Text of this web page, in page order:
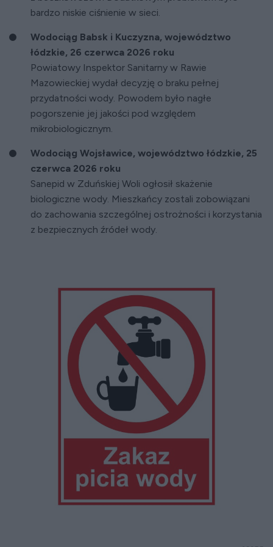
bardzo niskie ciśnienie w sieci.
Wodociąg Babsk i Kuczyzna, województwo
łódzkie, 26 czerwca 2026 roku
Powiatowy Inspektor Sanitarny w Rawie
Mazowieckiej wydał decyzję o braku pełnej
przydatności wody. Powodem było nagłe
pogorszenie jej jakości pod względem
mikrobiologicznym.
Wodociąg Wojsławice, województwo łódzkie, 25
czerwca 2026 roku
Sanepid w Zduńskiej Woli ogłosił skażenie
biologiczne wody. Mieszkańcy zostali zobowiązani
do zachowania szczególnej ostrożności i korzystania
z bezpiecznych źródeł wody.